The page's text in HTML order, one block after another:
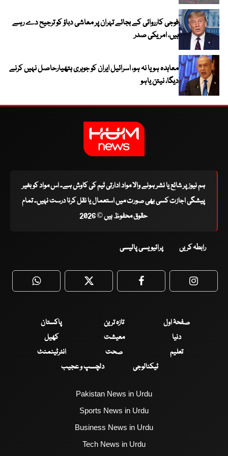
فوجی کارروائی کے بجائے تہران پر معاشی دباؤ کو ترجیح دے رہے
ہیں، امریکی صدر
معاہدہ ہو یا نہ ہو، اسرائیل ایران کو جوہری ہتھیارحاصل نہیں کرنے
دیگا، نیتن یاہو
ہم نیوز پر شائع یا نشر ہونے والا مواد ادارتی ٹیم کی کاوش ہے۔ اس مواد کو بغیر
پیشگی اجازت کسی بھی صورت میں استعمال یا نقل کرنا درست نہیں۔ تمام
حقوق محفوظ ہیں © 2026
رابطہ کریں پرائیویسی پالیسی
WhatsApp Twitter Facebook
صفحۂ اول تازہ ترین
پاکستان
دنیا
معیشت
کھیل
تعلیم
صحت
انٹرٹینمنٹ
ٹیکنالوجی
دلچسپ و عجیب
Pakistan News in Urdu
Sports News in Urdu
Business News in Urdu
Tech News in Urdu